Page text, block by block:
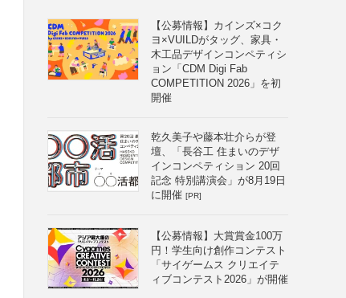
【公募情報】カインズ×コク
ヨ×VUILDがタッグ、家具・
木工品デザインコンペティシ
ョン「CDM Digi Fab
COMPETITION 2026」を初
開催
乾久美子や藤本壮介らが登
壇、「長谷工 住まいのデザ
インコンペティション 20回
記念 特別講演会」が8月19日
に開催 [PR]
【公募情報】大賞賞金100万
円！学生向け創作コンテスト
「サイゲームス クリエイテ
ィブコンテスト2026」が開催